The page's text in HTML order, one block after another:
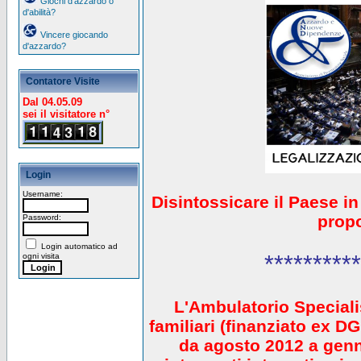
d'abilità?
Vincere giocando
d'azzardo?
Contatore Visite
Dal 04.05.09
sei il visitatore n°
Login
Username:
Password:
Login automatico ad
ogni visita
Disintossicare il Paese
L'Ambulatorio
familiari (finanziato ex
da agosto 2012 a